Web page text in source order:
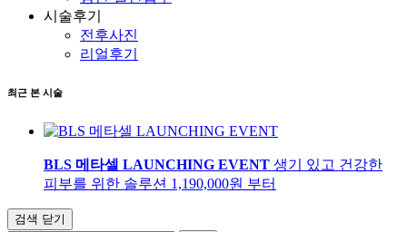
시술후기
전후사진
리얼후기
최근 본 시술
BLS 메타셀 LAUNCHING EVENT 생기 있고 건강한
피부를 위한 솔루션 1,190,000원 부터
검색 닫기